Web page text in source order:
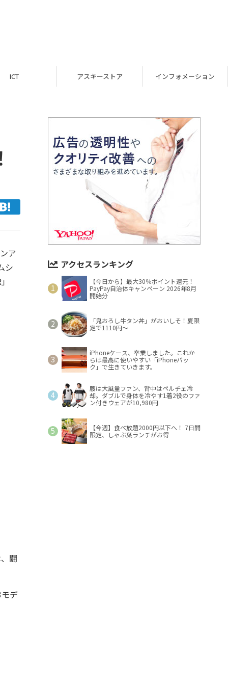
ICT アスキーストア インフォメーション
ア
シ
闘
デ
アクセスランキング
【今日から】最大30％ポイント還元！
PayPay自治体キャンペーン 2026年8月
開始分
「鬼おろし牛タン丼」がおいしそ！夏限
定で1110円～
iPhoneケース、卒業しました。これか
らは最高に使いやすい「iPhoneバッ
ク」で生きていきます。
腰は大風量ファン、背中はペルチェ冷
却。ダブルで身体を冷やす1着2役のファ
ン付きウェアが10,980円
【今週】食べ放題2000円以下へ！ 7日間
限定、しゃぶ葉ランチがお得